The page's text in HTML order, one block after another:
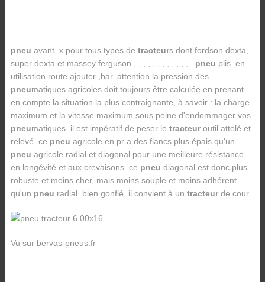
pneu avant .x pour tous types de tracteurs dont fordson dexta,
super dexta et massey ferguson , , , , , , , , , , , , . pneu plis. en
utilisation route ajouter ,bar. attention la pression des
pneumatiques agricoles doit toujours être calculée en prenant
en compte la situation la plus contraignante, à savoir : la charge
maximum et la vitesse maximum sous peine d'endommager vos
pneumatiques. il est impératif de peser le tracteuroutil attelé et
relevé. ce pneu agricole en pr a des flancs plus épais qu'un
pneu agricole radial et diagonal pour une meilleure résistance
en longévité et aux crevaisons. ce pneu diagonal est donc plus
robuste et moins cher, mais moins souple et moins adhérent
qu'un pneu radial. bien gonflé, il convient à un tracteurde cour.
Vu sur bervas-pneus.fr